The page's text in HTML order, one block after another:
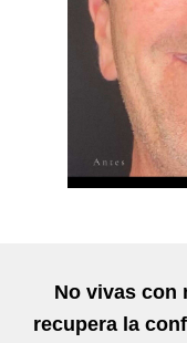
No vivas con
recupera la